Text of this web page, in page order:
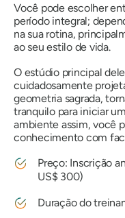
Você pode escolher
período integral;
na sua rotina,
ao seu estilo de vida.
O estúdio principal
cuidadosamente
geometria sagrada,
tranquilo para iniciar
ambiente assim, você
conhecimento com
Preço: Inscrição
US$ 300)
Duração do